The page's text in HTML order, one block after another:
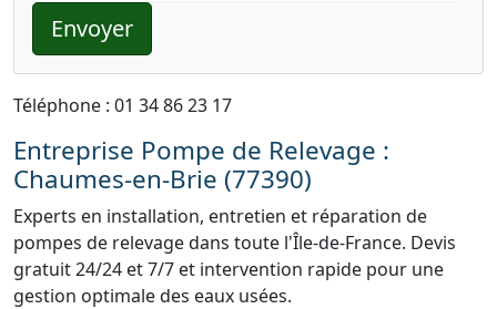
Envoyer
Téléphone : 01 34 86 23 17
Entreprise Pompe de Relevage :
Chaumes-en-Brie (77390)
Experts en installation, entretien et réparation de
pompes de relevage dans toute l'Île-de-France. Devis
gratuit 24/24 et 7/7 et intervention rapide pour une
gestion optimale des eaux usées.